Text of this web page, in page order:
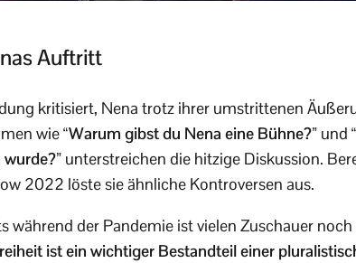
Auftritt
kritisiert, Nena trotz ihrer umstrittenen
wie“Warum gibst du Nena eine Bühne?” und
unterstreichen die hitzige Diskussion.
2022 löste sie ähnliche Kontroversen aus.
während der Pandemie ist vielen Zuschauer
ist ein wichtiger Bestandteil einer